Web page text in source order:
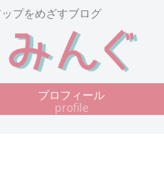
プをめざすブログ
プロフィール
profile